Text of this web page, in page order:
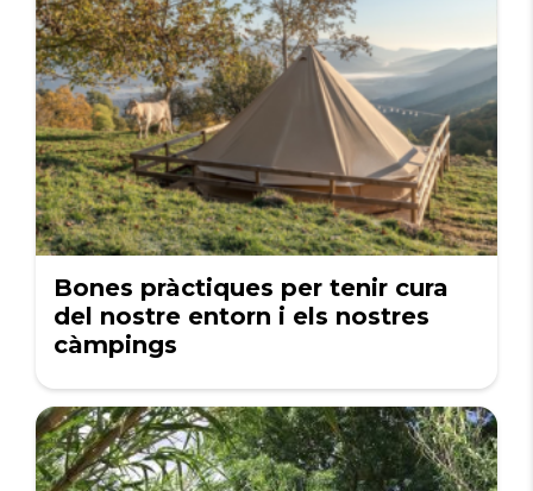
Bones pràctiques per tenir cura
del nostre entorn i els nostres
càmpings